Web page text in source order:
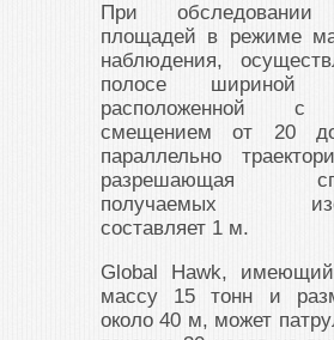
При обследовании
площадей в режиме
наблюдения,
полосе
расположенной с
смещением от 20
параллельно
разрешающая
получаемых
составляет 1 м.
Global Hawk,
массу 15 тонн и
около 40 м, может